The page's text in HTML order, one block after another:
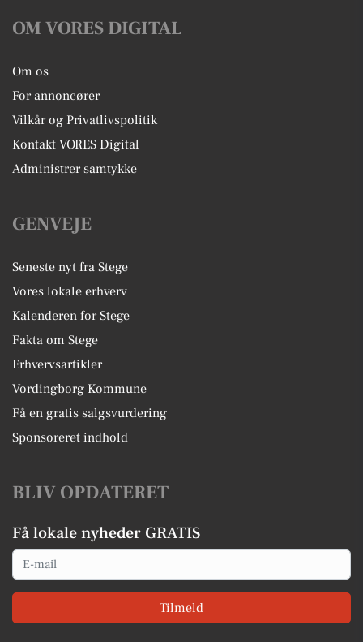
OM VORES DIGITAL
Om os
For annoncører
Vilkår og Privatlivspolitik
Kontakt VORES Digital
Administrer samtykke
GENVEJE
Seneste nyt fra Stege
Vores lokale erhverv
Kalenderen for Stege
Fakta om Stege
Erhvervsartikler
Vordingborg Kommune
Få en gratis salgsvurdering
Sponsoreret indhold
BLIV OPDATERET
Få lokale nyheder GRATIS
Email
Tilmeld